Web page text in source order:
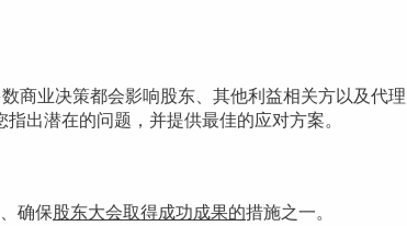
商业决策都会影响股东、其他利益相关方以及代理
出潜在的问题，并提供最佳的应对方案。
确保股东大会取得成功成果的措施之一。